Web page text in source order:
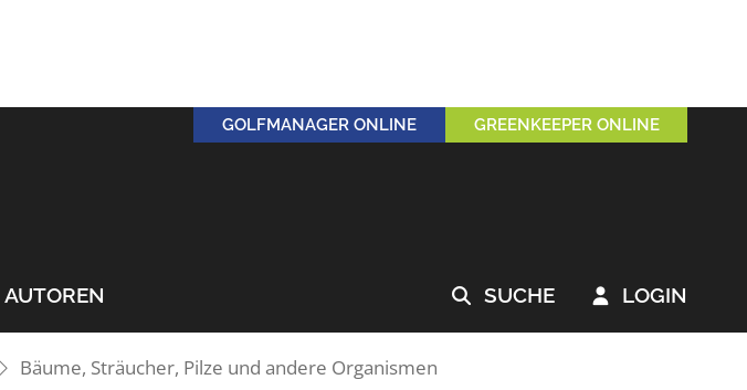
GOLFMANAGER ONLINE GREENKEEPER ONLINE
AUTOREN  SUCHE  LOGIN
Bäume, Sträucher, Pilze und andere Organismen